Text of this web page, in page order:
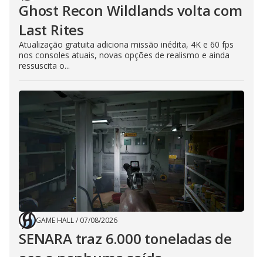
Ghost Recon Wildlands volta com
Last Rites
Atualização gratuita adiciona missão inédita, 4K e 60 fps
nos consoles atuais, novas opções de realismo e ainda
ressuscita o...
GAME HALL/ 07/08/2026
SENARA traz 6.000 toneladas de